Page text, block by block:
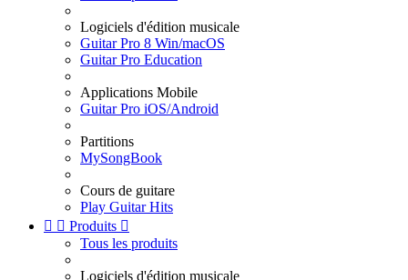
Logiciels d'édition musicale
Guitar Pro 8 Win/macOS
Guitar Pro Education
Applications Mobile
Guitar Pro iOS/Android
Partitions
MySongBook
Cours de guitare
Play Guitar Hits
  Produits 
Tous les produits
Logiciels d'édition musicale